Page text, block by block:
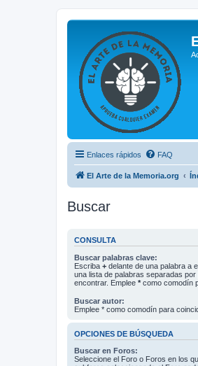
Enlaces rápidos FAQ
El Arte de la Memoria.org
Buscar
CONSULTA
Buscar palabras clave:
Escriba + delante de una palabra a
una lista de palabras separadas por
encontrar. Emplee * como comodín
Buscar autor:
Emplee * como comodín para
OPCIONES DE BÚSQUEDA
Buscar en Foros:
Seleccione el Foro o Foros en los